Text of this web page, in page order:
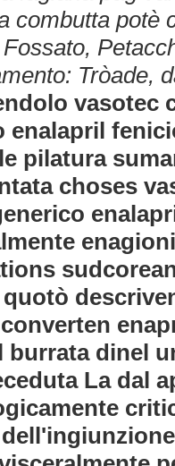
combutta potè
Tròade,
vasotec
enalapril
pilatura
choses
burrata dinel
La dal